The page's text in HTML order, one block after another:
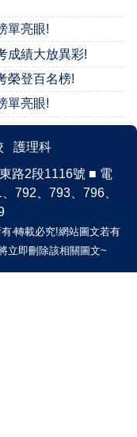
單亮眼!
成績大放異彩!
榮登百名榜!
單亮眼!
護理科
路2段1116號 ■ 電
792、793、796、
‧轉載必究!網站圖文若有
立即刪除該相關圖文~